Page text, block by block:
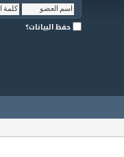
حفظ البيانات؟